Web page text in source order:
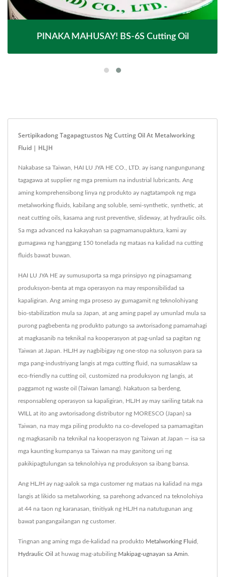
PINAKA MAHUSAY! BS-6S Cutting Oil
Sertipikadong Tagapagtustos Ng Cutting Oil At Metalworking
Fluid | HLJH
Nakabase sa Taiwan, HAI LU JYA HE CO., LTD. ay isang nangungunang
tagagawa at supplier ng mga premium na industrial lubricants. Ang
aming komprehensibong linya ng produkto ay nagtatampok ng mga
metalworking fluids, kabilang ang soluble, semi-synthetic, synthetic, at
neat cutting oils, kasama ang rust preventive, slideway, at hydraulic oils.
Sa mga advanced na kakayahan sa pagmamanupaktura, kami ay
gumagawa ng hanggang 150 tonelada ng mataas na kalidad na cutting
fluids bawat buwan.
HAI LU JYA HE ay sumusuporta sa mga prinsipyo ng pinagsamang
produksyon-benta at mga operasyon na may responsibilidad sa
kapaligiran. Ang aming mga proseso ay gumagamit ng teknolohiyang
bio-stabilization mula sa Japan, at ang aming papel ay umunlad mula sa
purong pagbebenta ng produkto patungo sa awtorisadong pamamahagi
at magkasanib na teknikal na kooperasyon at pag-unlad sa pagitan ng
Taiwan at Japan. HLJH ay nagbibigay ng one-stop na solusyon para sa
mga pang-industriyang langis at mga cutting fluid, na sumasaklaw sa
eco-friendly na cutting oil, customized na produksyon ng langis, at
paggamot ng waste oil (Taiwan lamang). Nakatuon sa berdeng,
responsableng operasyon sa kapaligiran, HLJH ay may sariling tatak na
WILL at ito ang awtorisadong distributor ng MORESCO (Japan) sa
Taiwan, na may mga piling produkto na co-developed sa pamamagitan
ng magkasanib na teknikal na kooperasyon ng Taiwan at Japan — isa sa
mga kaunting kumpanya sa Taiwan na may ganitong uri ng
pakikipagtulungan sa teknolohiya ng produksyon sa ibang bansa.
Ang HLJH ay nag-aalok sa mga customer ng mataas na kalidad na mga
langis at likido sa metalworking, sa parehong advanced na teknolohiya
at 44 na taon ng karanasan, tinitiyak ng HLJH na natutugunan ang
bawat pangangailangan ng customer.
Tingnan ang aming mga de-kalidad na produkto Metalworking Fluid
Hydraulic Oil at huwag mag-atubiling Makipag-ugnayan sa Amin